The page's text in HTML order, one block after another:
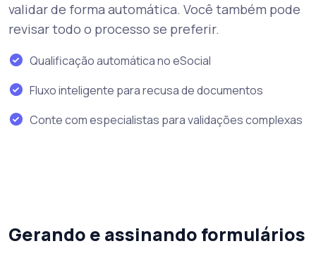
validar de forma automática. Você também pode
revisar todo o processo se preferir.
Qualificação automática no eSocial
Fluxo inteligente para recusa de documentos
Conte com especialistas para validações complexas
Gerando e assinando formulários